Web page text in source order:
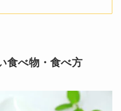
食べ物・食べ方